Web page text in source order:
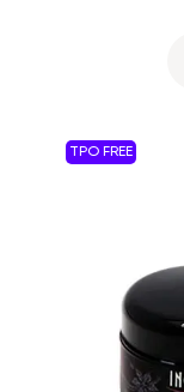
TPO FREE